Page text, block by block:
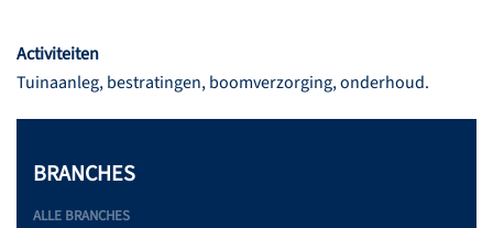
Activiteiten
Tuinaanleg, bestratingen, boomverzorging, onderhoud.
BRANCHES
ALLE BRANCHES